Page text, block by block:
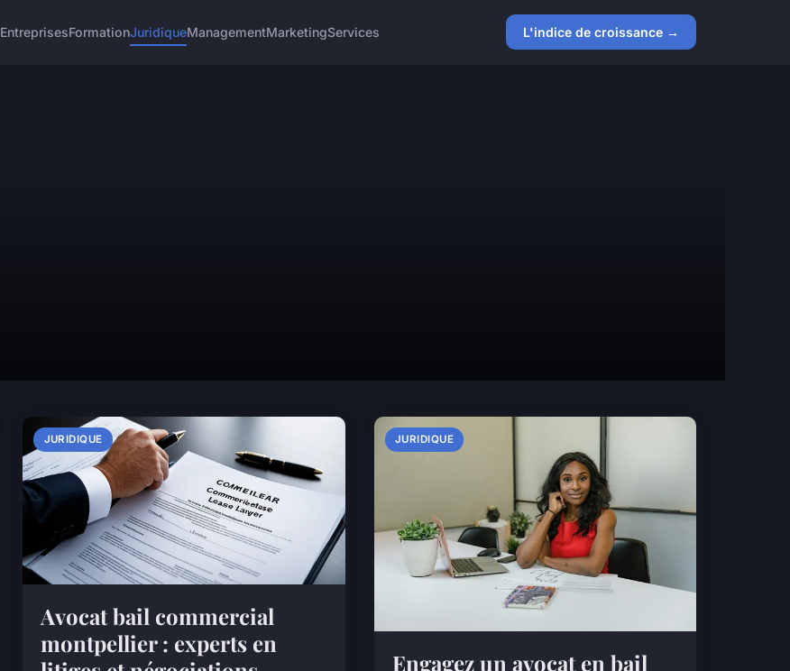
EntreprisesFormationJuridiqueManagementMarketingServices L'indice de croissance →
JURIDIQUE
Avocat bail commercial
montpellier : experts en
JURIDIQUE
Engagez un avocat en bail